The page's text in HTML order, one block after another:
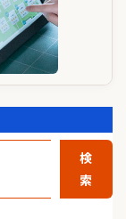
検
索